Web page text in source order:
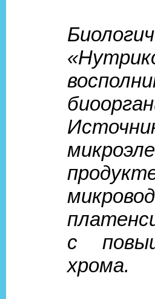
с
хрома.